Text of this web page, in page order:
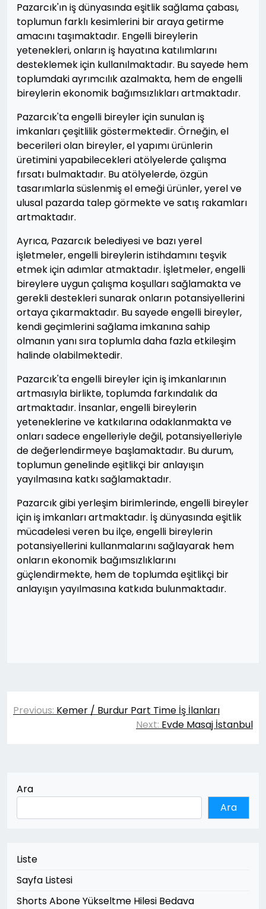
Pazarcık'ın iş dünyasında eşitlik sağlama çabası,
toplumun farklı kesimlerini bir araya getirme
amacını taşımaktadır. Engelli bireylerin
yetenekleri, onların iş hayatına katılımlarını
desteklemek için kullanılmaktadır. Bu sayede hem
toplumdaki ayrımcılık azalmakta, hem de engelli
bireylerin ekonomik bağımsızlıkları artmaktadır.
Pazarcık'ta engelli bireyler için sunulan iş
imkanları çeşitlilik göstermektedir. Örneğin, el
becerileri olan bireyler, el yapımı ürünlerin
üretimini yapabilecekleri atölyelerde çalışma
fırsatı bulmaktadır. Bu atölyelerde, özgün
tasarımlarla süslenmiş el emeği ürünler, yerel ve
ulusal pazarda talep görmekte ve satış rakamları
artmaktadır.
Ayrıca, Pazarcık belediyesi ve bazı yerel
işletmeler, engelli bireylerin istihdamını teşvik
etmek için adımlar atmaktadır. İşletmeler, engelli
bireylere uygun çalışma koşulları sağlamakta ve
gerekli destekleri sunarak onların potansiyellerini
ortaya çıkarmaktadır. Bu sayede engelli bireyler,
kendi geçimlerini sağlama imkanına sahip
olmanın yanı sıra toplumla daha fazla etkileşim
halinde olabilmektedir.
Pazarcık'ta engelli bireyler için iş imkanlarının
artmasıyla birlikte, toplumda farkındalık da
artmaktadır. İnsanlar, engelli bireylerin
yeteneklerine ve katkılarına odaklanmakta ve
onları sadece engelleriyle değil, potansiyelleriyle
de değerlendirmeye başlamaktadır. Bu durum,
toplumun genelinde eşitlikçi bir anlayışın
yayılmasına katkı sağlamaktadır.
Pazarcık gibi yerleşim birimlerinde, engelli bireyler
için iş imkanları artmaktadır. İş dünyasında eşitlik
mücadelesi veren bu ilçe, engelli bireylerin
potansiyellerini kullanmalarını sağlayarak hem
onların ekonomik bağımsızlıklarını
güçlendirmekte, hem de toplumda eşitlikçi bir
anlayışın yayılmasına katkıda bulunmaktadır.
Yazı
Previous: Kemer / Burdur Part Time İş İlanları
Next: Evde Masaj İstanbul
Ara
Ara
Liste
Sayfa Listesi
Shorts Abone Yükseltme Hilesi Bedava